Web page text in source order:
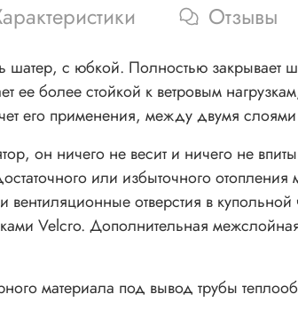
Отзывы
шатер, с юбкой. Полностью закрывает
ее более стойкой к ветровым
его применения, между двумя
он ничего не весит и ничего не
или избыточного отопления
вентиляционные отверстия в
Velcro. Дополнительная
материала под вывод трубы